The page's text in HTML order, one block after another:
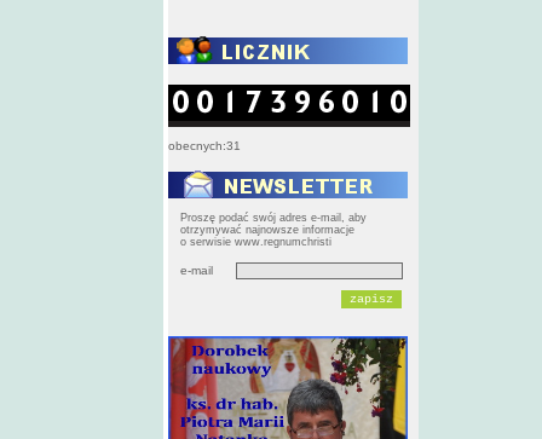
obecnych:31
Proszę podać swój adres e-mail, aby
otrzymywać najnowsze informacje
o serwisie www.regnumchristi
e-mail